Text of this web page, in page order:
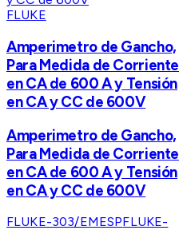
FLUKE
Amperimetro de Gancho,
Para Medida de Corriente
en CA de 600 A y Tensión
en CA y CC de 600V
Amperimetro de Gancho,
Para Medida de Corriente
en CA de 600 A y Tensión
en CA y CC de 600V
FLUKE-303/EMESPFLUKE-